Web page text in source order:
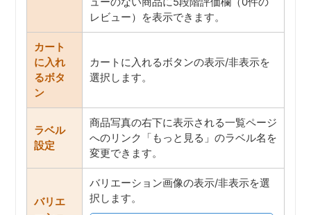
レビュー）を表示できます。
カート
に入れ
るボタ
ン
カートに入れるボタンの表示/非表示を
選択します。
ラベル
設定
商品写真の右下に表示される一覧ページ
へのリンク「もっと見る」のラベル名を
変更できます。
バリエ
バリエーション画像の表示/非表示を選
択します。